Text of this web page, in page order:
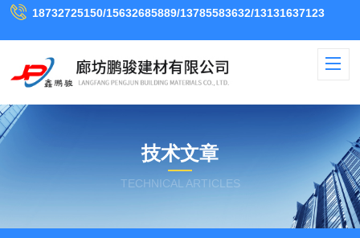
18732725150/15632685889/13785583632/13131637123
技术文章
TECHNICAL ARTICLES